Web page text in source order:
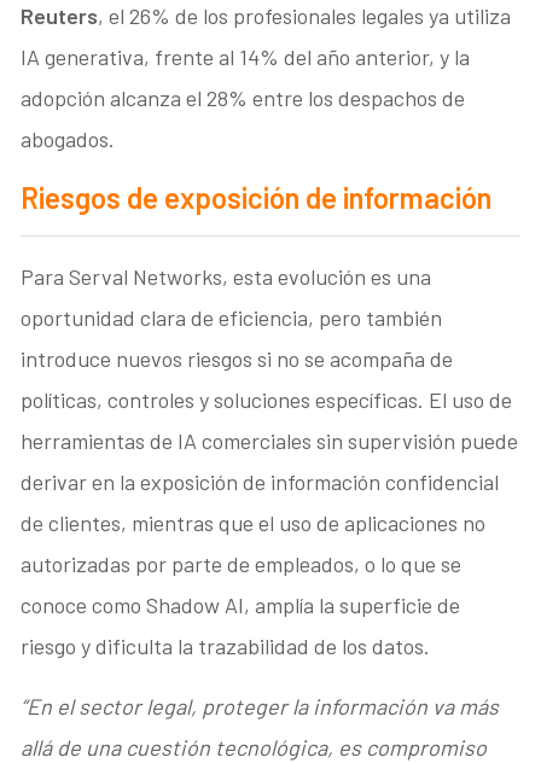
Reuters, el 26% de los profesionales legales ya utiliza
IA generativa, frente al 14% del año anterior, y la
adopción alcanza el 28% entre los despachos de
abogados.
Riesgos de exposición de información
Para Serval Networks, esta evolución es una
oportunidad clara de eficiencia, pero también
introduce nuevos riesgos si no se acompaña de
políticas, controles y soluciones específicas. El uso de
herramientas de IA comerciales sin supervisión puede
derivar en la exposición de información confidencial
de clientes, mientras que el uso de aplicaciones no
autorizadas por parte de empleados, o lo que se
conoce como Shadow AI, amplía la superficie de
riesgo y dificulta la trazabilidad de los datos.
“En el sector legal, proteger la información va más
allá de una cuestión tecnológica, es compromiso